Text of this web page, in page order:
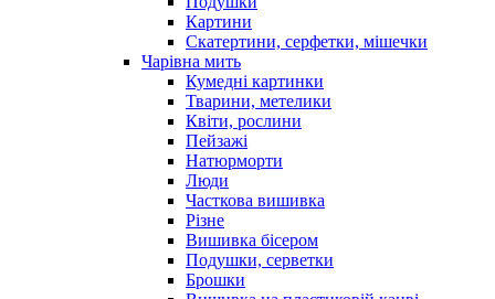
Картини
Скатертини, серфетки, мішечки
Чарiвна мить
Кумедні картинки
Тварини, метелики
Квіти, рослини
Пейзажі
Натюрморти
Люди
Часткова вишивка
Різне
Вишивка бісером
Подушки, серветки
Брошки